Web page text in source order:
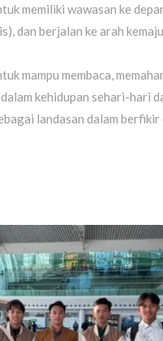
memiliki wawasan ke
dan berjalan ke arah
mampu membaca,
kehidupan sehari-hari
landasan dalam berfikir